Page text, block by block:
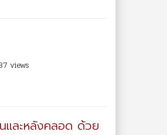
views
และหลังคลอด ด้วย